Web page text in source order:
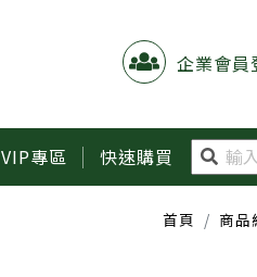
企業會員
VIP專區 快速購買
首頁 商品